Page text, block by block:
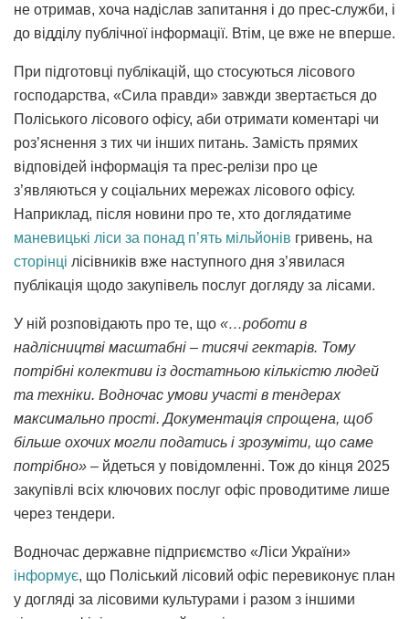
не отримав, хоча надіслав запитання і до прес-служби, і
до відділу публічної інформації. Втім, це вже не вперше.
При підготовці публікацій, що стосуються лісового
господарства, «Сила правди» завжди звертається до
Поліського лісового офісу, аби отримати коментарі чи
роз’яснення з тих чи інших питань. Замість прямих
відповідей інформація та прес-релізи про це
з’являються у соціальних мережах лісового офісу.
Наприклад, після новини про те, хто доглядатиме
маневицькі ліси за понад п’ять мільйонів гривень, на
сторінці лісівників вже наступного дня з’явилася
публікація щодо закупівель послуг догляду за лісами.
У ній розповідають про те, що «…роботи в
надлісництві масштабні – тисячі гектарів. Тому
потрібні колективи із достатньою кількістю людей
та техніки. Водночас умови участі в тендерах
максимально прості. Документація спрощена, щоб
більше охочих могли податись і зрозуміти, що саме
потрібно» – йдеться у повідомленні. Тож до кінця 2025
закупівлі всіх ключових послуг офіс проводитиме лише
через тендери.
Водночас державне підприємство «Ліси України»
інформує, що Поліський лісовий офіс перевиконує план
у догляді за лісовими культурами і разом з іншими